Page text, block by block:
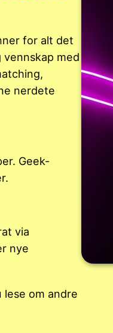
for alt det
med
nerdete
Geek-
via
nye
om andre